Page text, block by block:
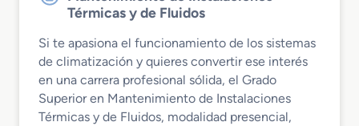
Térmicas y de Fluidos
Si te apasiona el funcionamiento de los sistemas
de climatización y quieres convertir ese interés
en una carrera profesional sólida, el Grado
Superior en Mantenimiento de Instalaciones
Térmicas y de Fluidos, modalidad presencial,